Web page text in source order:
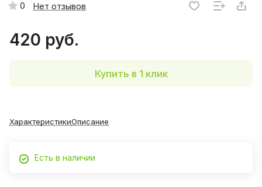
0 Нет отзывов
420 руб.
Купить в 1 клик
ХарактеристикиОписание
Есть в наличии